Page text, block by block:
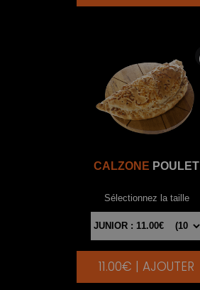
CALZONE POULET
Sélectionnez la taille
|
11.00€ | AJOUTER